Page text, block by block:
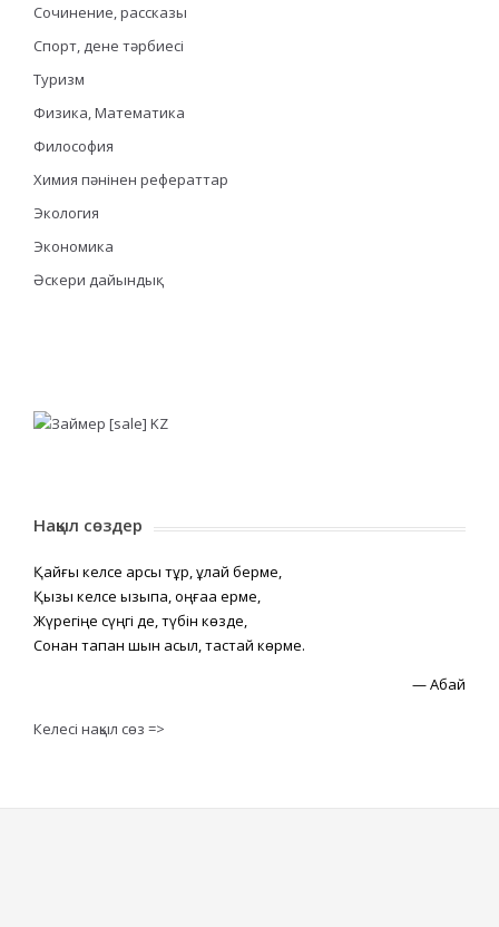
Сочинение, рассказы
Спорт, дене тәрбиесі
Туризм
Физика, Математика
Философия
Химия пәнінен рефераттар
Экология
Экономика
Әскери дайындық
Нақыл сөздер
Қайғы келсе қарсы тұр, құлай берме,
Қызық келсе қызықпа, оңғаққа ерме,
Жүрегіңе сүңгі де, түбін көзде,
Сонан тапқан шын асыл, тастай көрме.
—Абай
Келесі нақыл сөз =>